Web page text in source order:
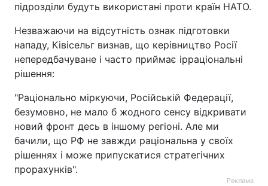
підрозділи будуть використані проти країн НАТО.
Незважаючи на відсутність ознак підготовки
нападу, Ківісельг визнав, що керівництво Росії
непередбачуване і часто приймає ірраціональні
рішення:
"Раціонально міркуючи, Російській Федерації,
безумовно, не мало б жодного сенсу відкривати
новий фронт десь в іншому регіоні. Але ми
бачили, що РФ не завжди раціональна у своїх
рішеннях і може припускатися стратегічних
прорахунків".
Реклама